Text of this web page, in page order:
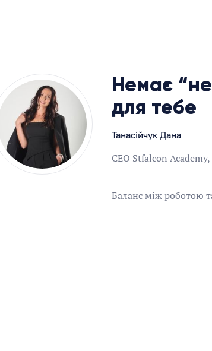
Немає
для тебе
Танасійчук Дана
CEO Stfalcon Academy,
Баланс між роботою